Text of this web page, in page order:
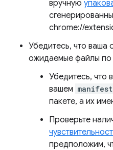
вручную
chrome://
Убедитесь, что ваша
ожидаемые файлы
Убедитесь, что
вашем
пакете, а их
Проверьте
предположим,